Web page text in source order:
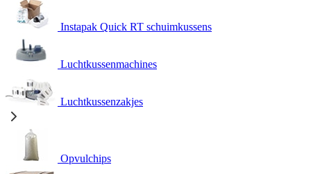
Instapak Quick RT schuimkussens
Luchtkussenmachines
Luchtkussenzakjes
Opvulchips